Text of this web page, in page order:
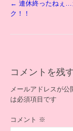
投
稿
ビ
シ
ョ
ン
← 連休終ったねぇ…
ク！！
コメントを残
メールアドレスが公
は必須項目です
コメント ※